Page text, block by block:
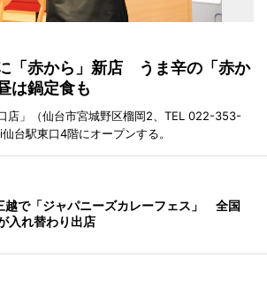
「赤から」新店 うま辛の「赤か
は鍋定食も
店」（仙台市宮城野区榴岡2、TEL 022-353-
台駅東口4階にオープンする。
越で「ジャパニーズカレーフェス」 全国
入れ替わり出店